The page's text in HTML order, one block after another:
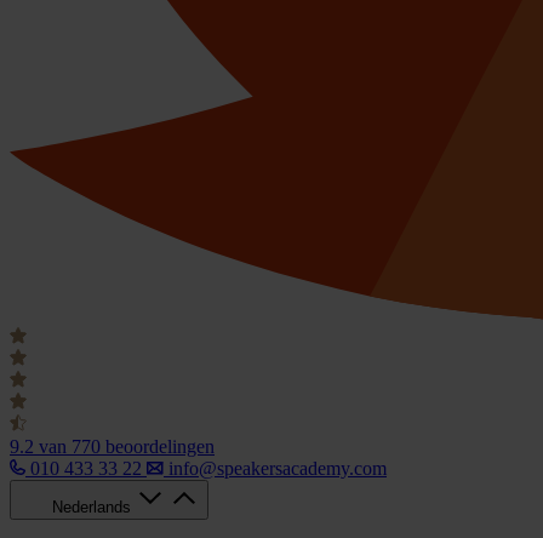
9.2 van 770 beoordelingen
010 433 33 22
info@speakersacademy.com
Nederlands